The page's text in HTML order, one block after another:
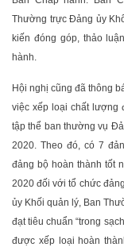
Thường trực Đảng ủy
kiến đóng góp, thảo
hành.
Hội nghị cũng đã thông
việc xếp loại chất lượng
tập thể ban thường vụ
2020. Theo đó, có 7
đảng bộ hoàn thành tốt
2020 đối với tổ chức
ủy Khối quản lý, Ban
đạt tiêu chuẩn “trong
được xếp loại hoàn